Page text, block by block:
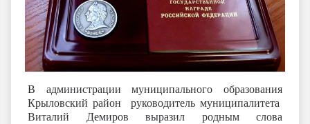
В администрации муниципального образования
Крыловский район руководитель муниципалитета
Виталий Демиров выразил родным слова